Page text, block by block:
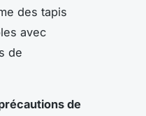
des tapis
avec
de
de